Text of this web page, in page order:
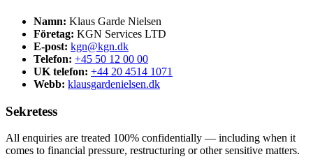
Namn: Klaus Garde Nielsen
Företag: KGN Services LTD
E-post: kgn@kgn.dk
Telefon: +45 50 12 00 00
UK telefon: +44 20 4514 1071
Webb: klausgardenielsen.dk
Sekretess
All enquiries are treated 100% confidentially — including when it
comes to financial pressure, restructuring or other sensitive matters.